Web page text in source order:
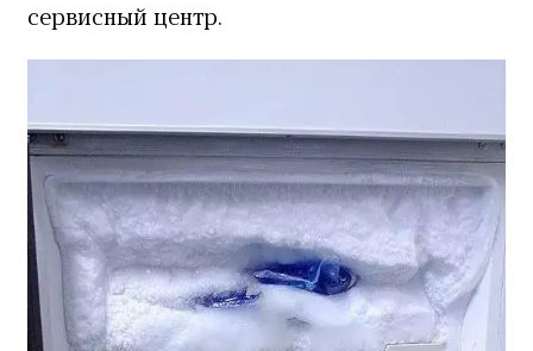
сервисный центр.